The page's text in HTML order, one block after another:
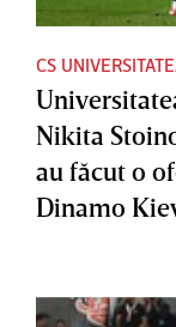
CS
Nikita
au făcut o
Dinamo